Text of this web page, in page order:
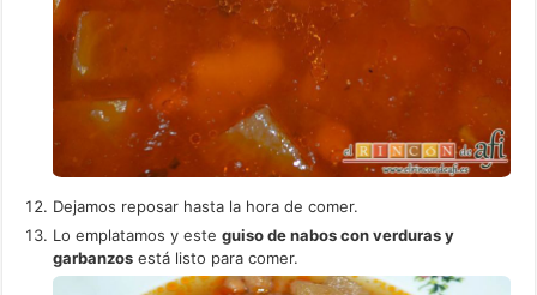
Dejamos reposar hasta la hora de comer.
Lo emplatamos y esteguiso de nabos con verduras y
garbanzos está listo para comer.